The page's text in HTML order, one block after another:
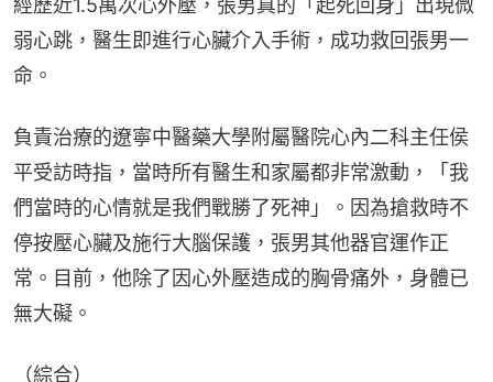
經歷近1.5萬次心外壓，張男真的「起死回身」出現微
弱心跳，醫生即進行心臟介入手術，成功救回張男一
命。
負責治療的遼寧中醫藥大學附屬醫院心內二科主任侯
平受訪時指，當時所有醫生和家屬都非常激動，「我
們當時的心情就是我們戰勝了死神」。因為搶救時不
停按壓心臟及施行大腦保護，張男其他器官運作正
常。目前，他除了因心外壓造成的胸骨痛外，身體已
無大礙。
（綜合）